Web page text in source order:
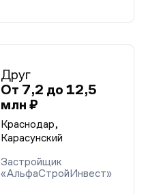
Друг
От 7,2 до 12,5
млн ₽
Краснодар,
Карасунский
Застройщик
«АльфаСтройИнвест»